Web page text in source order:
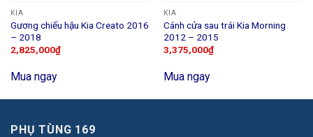
KIA
Gương chiếu hậu Kia Creato 2016
– 2018
2,825,000₫
Mua ngay
KIA
Cánh cửa sau trái Kia Morning
2012 – 2015
3,375,000₫
Mua ngay
PHỤ TÙNG 169